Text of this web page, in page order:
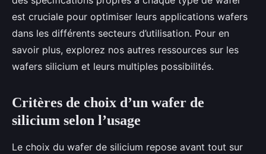
est cruciale pour optimiser leurs applications wafers
dans les différents secteurs d’utilisation. Pour en
savoir plus, explorez nos autres ressources sur les
wafers silicium et leurs multiples possibilités.
Critères de choix d’un wafer de
silicium selon l’usage
Le choix du wafer de silicium repose avant tout sur